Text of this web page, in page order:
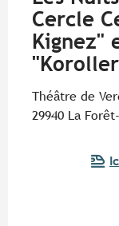
Cercle
Kignez"
Théâtre de
29940 La